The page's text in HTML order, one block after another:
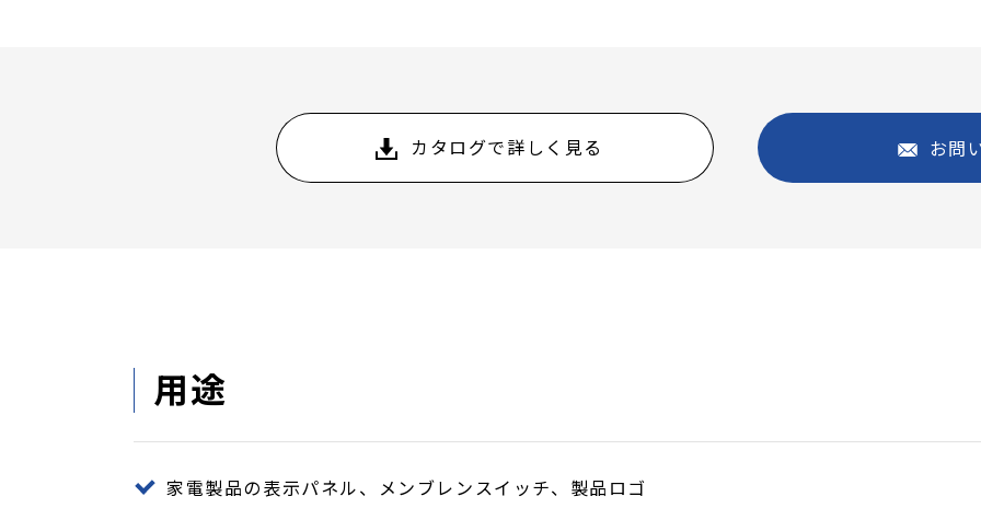
カタログで詳しく見る お問
用途
家電製品の表示パネル、メンブレンスイッチ、製品ロゴ